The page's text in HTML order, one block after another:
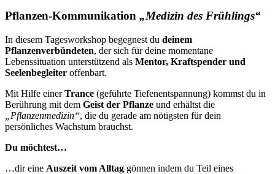
Pflanzen-Kommunikation „Medizin des Frühlings“
In diesem Tagesworkshop begegnest du deinem
Pflanzenverbündeten, der sich für deine momentane
Lebenssituation unterstützend als Mentor, Kraftspender und
Seelenbegleiter offenbart.
Mit Hilfe einerTrance (geführte Tiefenentspannung) kommst du in
Berührung mit dem Geist der Pflanze und erhältst die
„Pflanzenmedizin“, die du gerade am nötigsten für dein
persönliches Wachstum brauchst.
Du möchtest…
…dir eine Auszeit vom Alltag gönnen indem du Teil eines